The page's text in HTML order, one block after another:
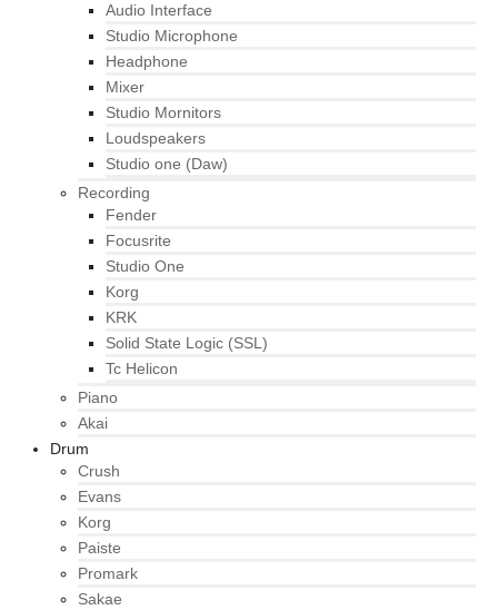
Audio Interface
Studio Microphone
Headphone
Mixer
Studio Mornitors
Loudspeakers
Studio one (Daw)
Recording
Fender
Focusrite
Studio One
Korg
KRK
Solid State Logic (SSL)
Tc Helicon
Piano
Akai
Drum
Crush
Evans
Korg
Paiste
Promark
Sakae